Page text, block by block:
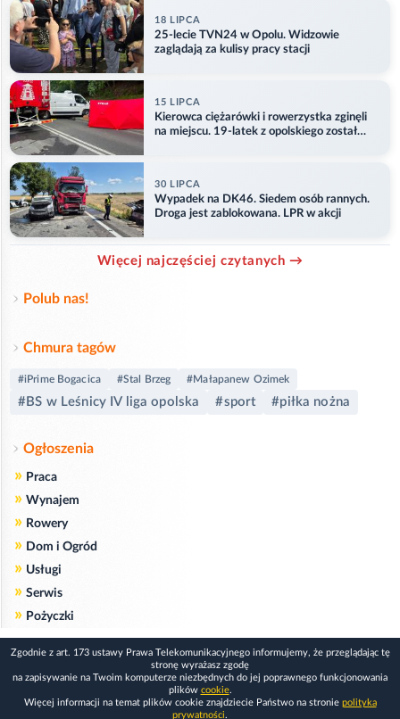
18 LIPCA
25-lecie TVN24 w Opolu. Widzowie
zaglądają za kulisy pracy stacji
15 LIPCA
Kierowca ciężarówki i rowerzystka zginęli
na miejscu. 19-latek z opolskiego został
30 LIPCA
Wypadek na DK46. Siedem osób rannych.
Droga jest zablokowana. LPR w akcji
Więcej najczęściej czytanych →
Polub nas!
Chmura tagów
#iPrime Bogacica #Stal Brzeg #Małapanew Ozimek
#BS w Leśnicy IV liga opolska #sport #piłka nożna
Ogłoszenia
» Praca
» Wynajem
» Rowery
» Dom i Ogród
» Usługi
» Serwis
» Pożyczki
Zgodnie z art. 173 ustawy Prawa Telekomunikacyjnego informujemy, że przeglądając tę
stronę wyrażasz zgodę
na zapisywanie na Twoim komputerze niezbędnych do jej poprawnego funkcjonowania
plików cookie.
Więcej informacji na temat plików cookie znajdziecie Państwo na stronie polityka
prywatności.